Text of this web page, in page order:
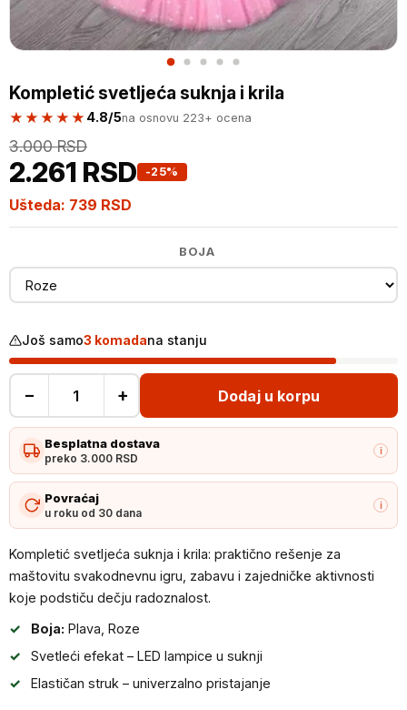
Kompletić svetljeća suknja i krila
★★★★★ 4.8/5na osnovu 223+ ocena
-25%
2.261 RSD
3.000 RSD
Ušteda: 739 RSD
BOJA
Još samo3 komadana stanju
svetljeća
suknja
i
krila
količina
− + Dodaj u korpu
Besplatna dostava
preko 3.000 RSD
i
Povraćaj
u roku od 30 dana
i
Kompletić svetljeća suknja i krila: praktično rešenje za
maštovitu svakodnevnu igru, zabavu i zajedničke aktivnosti
koje podstiču dečju radoznalost.
Boja: Plava, Roze
Svetleći efekat – LED lampice u suknji
Elastičan struk – univerzalno pristajanje